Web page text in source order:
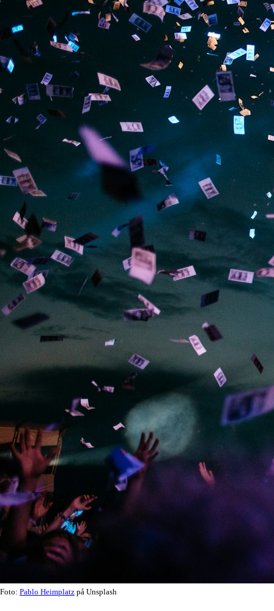
Foto: Pablo Heimplatz på Unsplash